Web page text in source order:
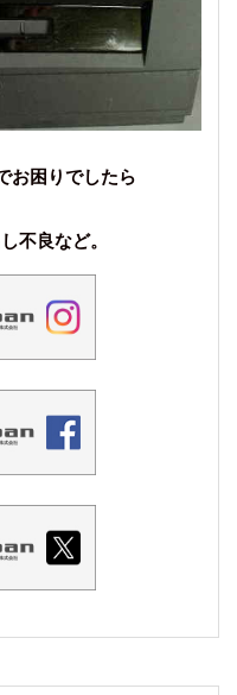
お困りでしたら
不良など。